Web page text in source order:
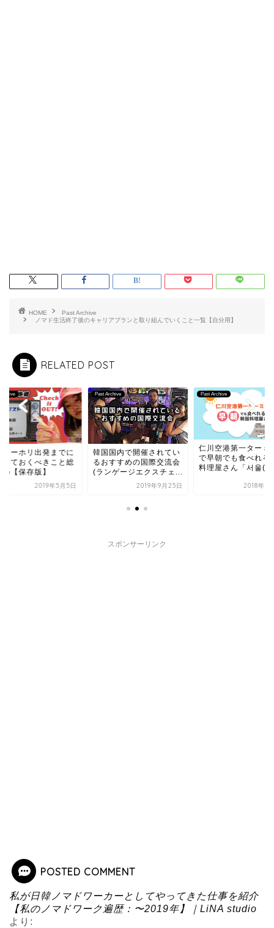
HOME
Past Archive
ノマド生活終了後のキャリアプランと取り組んでいくこと一覧【自分用】
RELATED POST
国内で開催されてい
すすめの国際交流会
ゲージエクスチェ...
2019年9月25日
Past Archive
仁川空港第一ターミナル
で早朝でも食べれる韓国
料理屋さん「서울(ソウ...
2018年3月15日
Past Archive
韓国ワーホリ出発ま
準備しておくべきこ
まとめ【保存版】
2019年5
スポンサーリンク
POSTED COMMENT
私が日韓ノマドワーカーとしてやってきた仕事を紹介
【私のノマドワーク遍歴：〜2019年】｜LiNA studio
より: